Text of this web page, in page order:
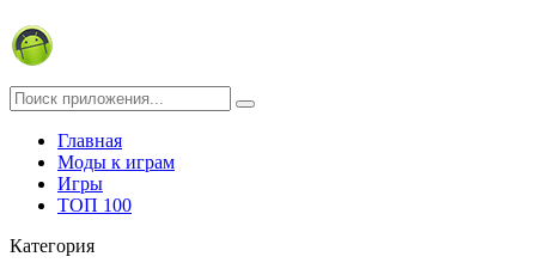
Главная
Моды к играм
Игры
ТОП 100
Категория